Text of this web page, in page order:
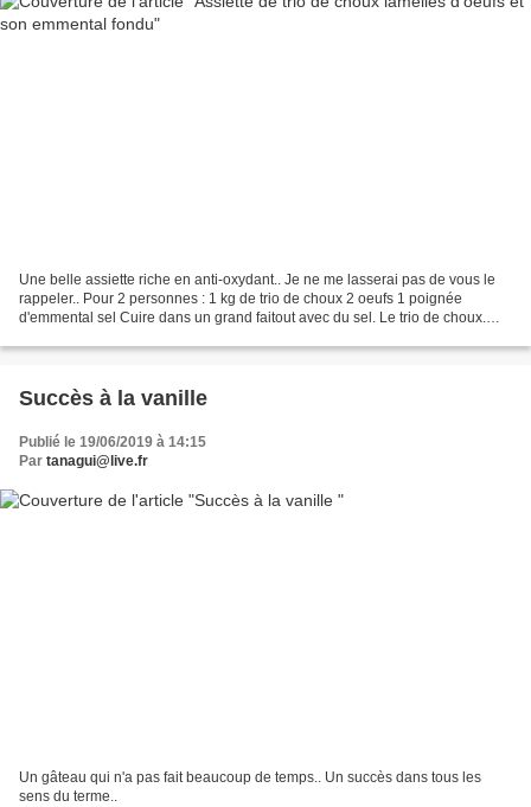
Une belle assiette riche en anti-oxydant.. Je ne me lasserai pas de vous le
rappeler.. Pour 2 personnes : 1 kg de trio de choux 2 oeufs 1 poignée
d'emmental sel Cuire dans un grand faitout avec du sel. Le trio de choux.
Succès à la vanille
Publié le 19/06/2019 à 14:15
Par tanagui@live.fr
Un gâteau qui n'a pas fait beaucoup de temps.. Un succès dans tous les
sens du terme..